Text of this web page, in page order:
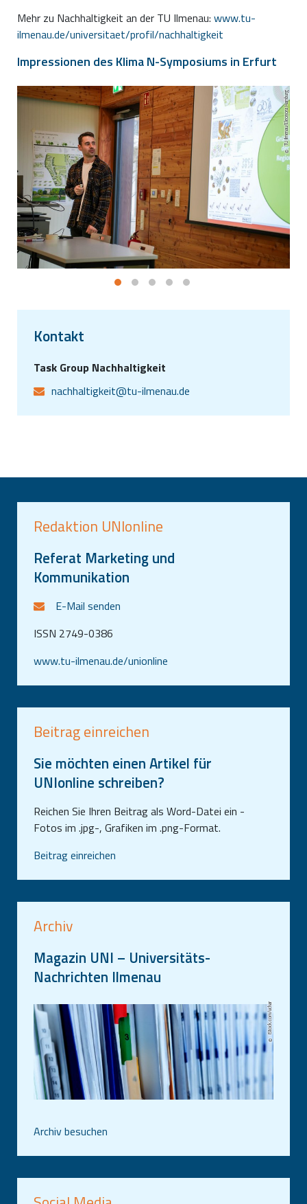
Mehr zu Nachhaltigkeit an der TU Ilmenau: www.tu-
ilmenau.de/universitaet/profil/nachhaltigkeit
Impressionen des Klima N-Symposiums in Erfurt
TU Ilmenau/Eleonora Hamburg
Kontakt
Task Group Nachhaltigkeit
nachhaltigkeit@tu-ilmenau.de
Redaktion UNIonline
Referat Marketing und
Kommunikation
E-Mail senden
www.tu-ilmenau.de/unionline
ISSN 2749-0386
Beitrag einreichen
Sie möchten einen Artikel für
UNIonline schreiben?
Reichen Sie Ihren Beitrag als Word-Datei ein -
Fotos im .jpg-, Grafiken im .png-Format.
Beitrag einreichen
Archiv
Magazin UNI – Universitäts-
Nachrichten Ilmenau
iStock.com/uchar
Archiv besuchen